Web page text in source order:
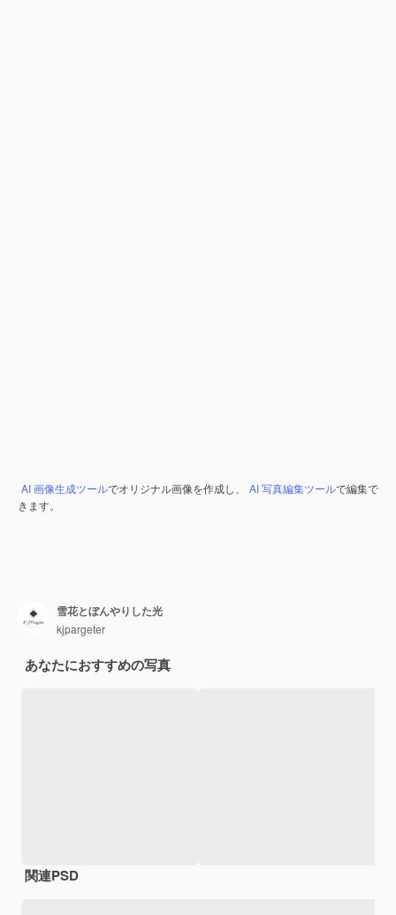
AI 画像生成ツールでオリジナル画像を作成し、 AI 写真編集ツールで編集で
きます。
雪花とぼんやりした光
kjpargeter
あなたにおすすめの写真
関連PSD